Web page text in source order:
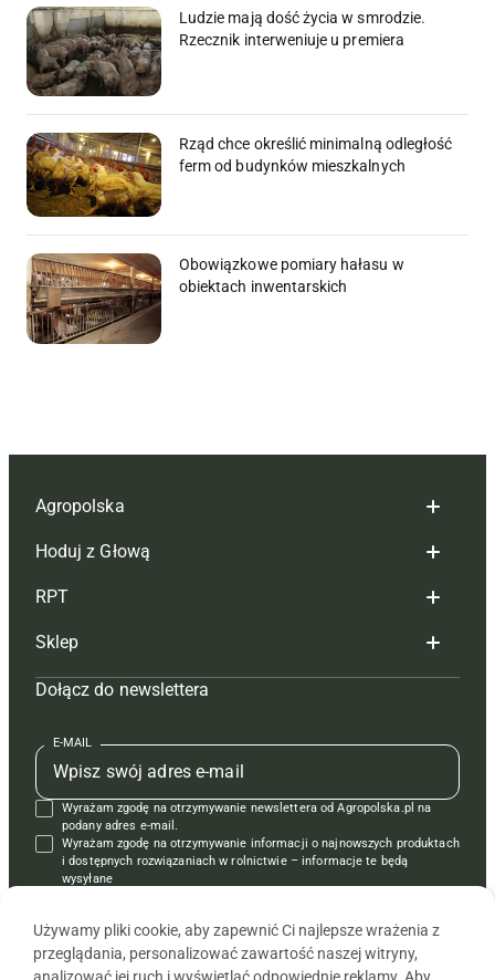
Ludzie mają dość życia w smrodzie.
Rzecznik interweniuje u premiera
Rząd chce określić minimalną odległość
ferm od budynków mieszkalnych
Obowiązkowe pomiary hałasu w
obiektach inwentarskich
Agropolska
Redakcja
Reklama
Tagi
Mapa serwisu
Kontakt
Regulamin
Polityka prywatności
Hoduj z Głową
Hoduj z głową bydło
Hoduj z głową świnie
Prenumerata
Redakcja
Kontakt
Reklama
RPT
Redakcja
Prenumerata
Reklama
Kontakt
Krzyżówki
Sklep
Czasopisma i prenumerata
Książki
Regulamin
Dołącz do newslettera
E-MAIL
Wyrażam zgodę na otrzymywanie newslettera od Agropolska.pl na
podany adres e-mail.
Wyrażam zgodę na otrzymywanie informacji o najnowszych produktach
i dostępnych rozwiązaniach w rolnictwie – informacje te będą
wysyłane
Używamy pliki cookie, aby zapewnić Ci najlepsze wrażenia z
przeglądania, personalizować zawartość naszej witryny,